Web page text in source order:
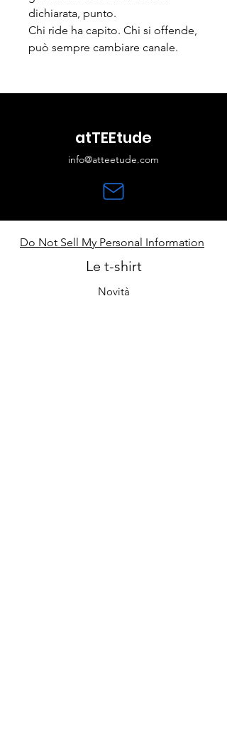
dichiarata, punto.
Chi ride ha capito. Chi si offende,
può sempre cambiare canale.
atTEEtude
info@atteetude.com
Do Not Sell My Personal Information
Le t-shirt
Novità